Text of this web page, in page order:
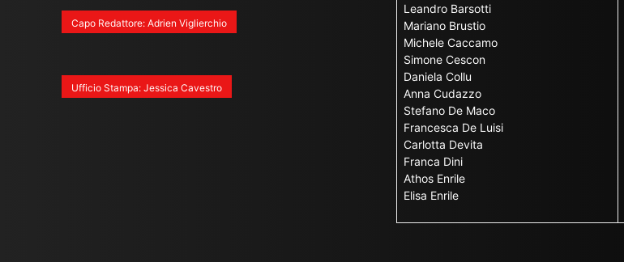
Capo Redattore: Adrien Viglierchio
Ufficio Stampa: Jessica Cavestro
Leandro Barsotti
Mariano Brustio
Michele Caccamo
Simone Cescon
Daniela Collu
Anna Cudazzo
Stefano De Maco
Francesca De Luisi
Carlotta Devita
Franca Dini
Athos Enrile
Elisa Enrile